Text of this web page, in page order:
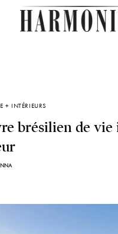
+ INTÉRIEURS
brésilien de